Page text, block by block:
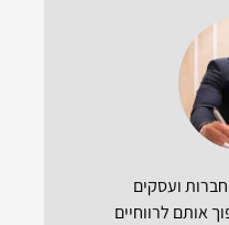
ועסקים
אותם לרווחיים